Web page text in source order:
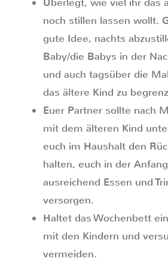
noch stillen lassen wollt.
gute Idee, nachts
Baby/die Babys in der
und auch tagsüber die
das ältere Kind zu
Euer Partner sollte nach
mit dem älteren Kind
euch im Haushalt den
halten, euch in der
ausreichend Essen und
versorgen.
Haltet das Wochenbett
mit den Kindern und
vermeiden.